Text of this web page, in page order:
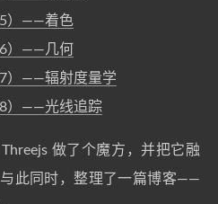
5）——着色
6）——几何
）——辐射度量学
）——光线追踪
做了个魔方，并把它融
此同时，整理了一篇博客——